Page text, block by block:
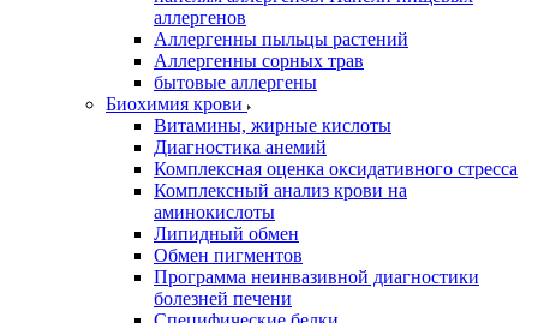
аллергенов
Аллергенны пыльцы растений
Аллергенны сорных трав
бытовые аллергены
Биохимия крови
Витамины, жирные кислоты
Диагностика анемий
Комплексная оценка оксидативного стресса
Комплексный анализ крови на
аминокислоты
Липидный обмен
Обмен пигментов
Программа неинвазивной диагностики
болезней печени